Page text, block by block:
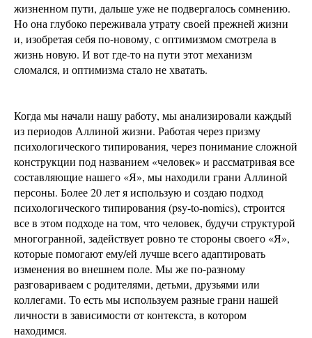
жизненном пути, дальше уже не подвергалось сомнению.
Но она глубоко переживала утрату своей прежней жизни
и, изобретая себя по-новому, с оптимизмом смотрела в
жизнь новую. И вот где-то на пути этот механизм
сломался, и оптимизма стало не хватать.
Когда мы начали нашу работу, мы анализировали каждый
из периодов Аллиной жизни. Работая через призму
психологического типирования, через понимание сложной
конструкции под названием «человек» и рассматривая все
составляющие нашего «Я», мы находили грани Аллиной
персоны. Более 20 лет я использую и создаю подход
психологического типирования (psy-to-nomics), строится
все в этом подходе на том, что человек, будучи структурой
многогранной, задействует ровно те стороны своего «Я»,
которые помогают ему/ей лучше всего адаптировать
изменения во внешнем поле. Мы же по-разному
разговариваем с родителями, детьми, друзьями или
коллегами. То есть мы используем разные грани нашей
личности в зависимости от контекста, в котором
находимся.